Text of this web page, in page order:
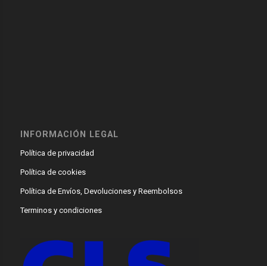
INFORMACIÓN LEGAL
Política de privacidad
Política de cookies
Política de Envíos, Devoluciones y Reembolsos
Terminos y condiciones